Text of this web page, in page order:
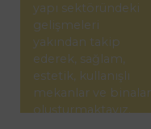
yapı sektöründeki
gelişmeleri
yakından takip
ederek, sağlam,
estetik, kullanışlı
mekanlar ve binalar
oluşturmaktayız.